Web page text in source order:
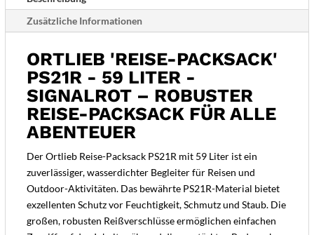
Menge
Zusätzliche Informationen
ORTLIEB 'REISE-PACKSACK'
PS21R - 59 LITER -
SIGNALROT – ROBUSTER
REISE-PACKSACK FÜR ALLE
ABENTEUER
Der Ortlieb Reise-Packsack PS21R mit 59 Liter ist ein
zuverlässiger, wasserdichter Begleiter für Reisen und
Outdoor-Aktivitäten. Das bewährte PS21R-Material bietet
exzellenten Schutz vor Feuchtigkeit, Schmutz und Staub. Die
großen, robusten Reißverschlüsse ermöglichen einfachen